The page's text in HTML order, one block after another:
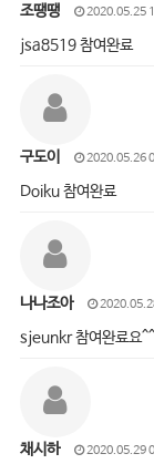
조땡땡 2020.05.25
jsa8519 참여완료
구도이 2020.05.26
Doiku 참여완료
나나조아
sjeunkr 참여완료요^^
채시하 2020.05.29